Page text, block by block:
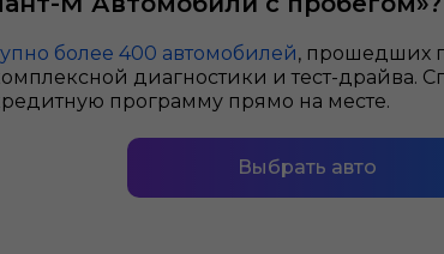
более 400 автомобилей, прошедших
диагностики и тест-драйва.
программу прямо на месте.
Выбрать авто